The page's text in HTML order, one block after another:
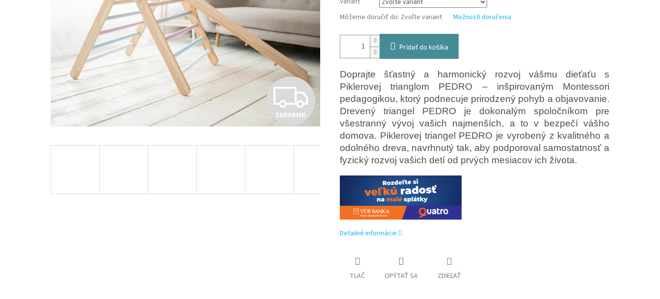
Z
A
A
ZADARMO
Môžeme doručiť do: Zvoľte variant Možnosti doručenia
Pridať do košíka
Doprajte šťastný a harmonický rozvoj vášmu dieťaťu s
Piklerovej trianglom PEDRO – inšpirovaným Montessori
pedagogikou, ktorý podnecuje prirodzený pohyb a objavovanie.
Drevený triangel PEDRO je dokonalým spoločníkom pre
všestranný vývoj vašich najmenších, a to v bezpečí vášho
domova. Piklerovej triangel PEDRO je vyrobený z kvalitného a
odolného dreva, navrhnutý tak, aby podporoval samostatnosť a
fyzický rozvoj vašich detí od prvých mesiacov ich života.
Detailné informácie
TLAČ OPÝTAŤ SA ZDIEĽAŤ